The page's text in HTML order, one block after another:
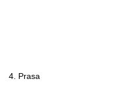
4. Prasa